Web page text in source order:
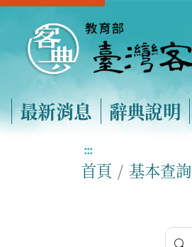
最新消息 辭典說明
:::
首頁 基本查詢